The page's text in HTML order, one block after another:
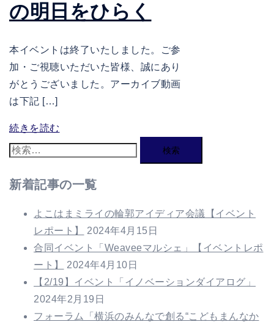
の明日をひらく
本イベントは終了いたしました。ご参
加・ご視聴いただいた皆様、誠にあり
がとうございました。アーカイブ動画
は下記 […]
続きを読む
検
新着記事の一覧
よこはまミライの輪郭アイディア会議【イベント
レポート】
2024年4月15日
合同イベント「Weaveeマルシェ」【イベントレポ
ート】
2024年4月10日
【2/19】イベント「イノベーションダイアログ」
2024年2月19日
フォーラム「横浜のみんなで創る“こどもまんなか